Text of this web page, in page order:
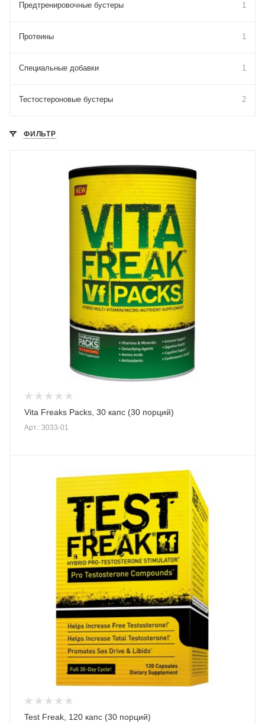
Предтренировочные бустеры 1
Протеины 1
Специальные добавки 1
Тестостероновые бустеры 2
ФИЛЬТР
Vita Freaks Packs, 30 капс (30 порций)
Арт.: 3033-01
Test Freak, 120 капс (30 порций)